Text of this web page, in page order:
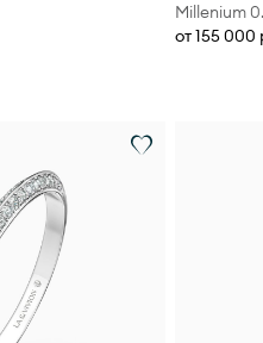
Millenium
от 155 000